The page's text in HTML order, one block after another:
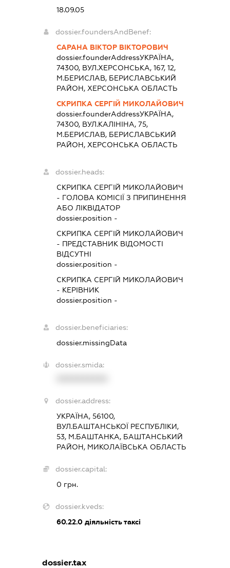
18.09.05
dossier.foundersAndBenef:
САРАНА ВІКТОР ВІКТОРОВИЧ
dossier.founderAddressУКРАЇНА,
74300, ВУЛ.ХЕРСОНСЬКА, 167, 12,
М.БЕРИСЛАВ, БЕРИСЛАВСЬКИЙ
РАЙОН, ХЕРСОНСЬКА ОБЛАСТЬ
СКРИПКА СЕРГІЙ МИКОЛАЙОВИЧ
dossier.founderAddressУКРАЇНА,
74300, ВУЛ.КАЛІНІНА, 75,
М.БЕРИСЛАВ, БЕРИСЛАВСЬКИЙ
РАЙОН, ХЕРСОНСЬКА ОБЛАСТЬ
dossier.heads:
СКРИПКА СЕРГІЙ МИКОЛАЙОВИЧ
- ГОЛОВА КОМІСІЇ З ПРИПИНЕННЯ
АБО ЛІКВІДАТОР
dossier.position -
СКРИПКА СЕРГІЙ МИКОЛАЙОВИЧ
- ПРЕДСТАВНИКВІДОМОСТІ
ВІДСУТНІ
dossier.position -
СКРИПКА СЕРГІЙ МИКОЛАЙОВИЧ
- КЕРІВНИК
dossier.position -
dossier.beneficiaries:
dossier.missingData
dossier.smida:
dossier.address:
УКРАЇНА, 56100,
ВУЛ.БАШТАНСЬКОЇ РЕСПУБЛІКИ,
53, М.БАШТАНКА, БАШТАНСЬКИЙ
РАЙОН, МИКОЛАЇВСЬКА ОБЛАСТЬ
dossier.capital:
0 грн.
dossier.kveds:
60.22.0діяльність таксі
dossier.tax